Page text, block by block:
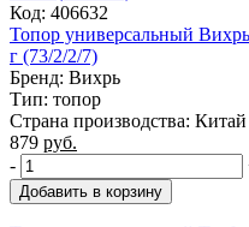
Код: 406632
Топор универсальный
г (73/2/2/7)
Бренд: Вихрь
Тип: топор
Страна производства: Китай
879 руб.
-
Добавить в корзину